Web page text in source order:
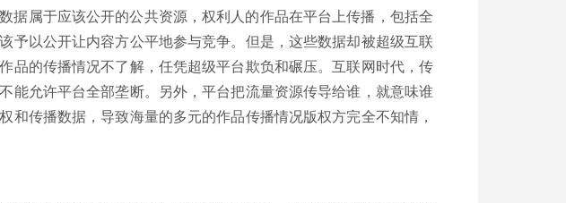
据属于应该公开的公共资源，权利人的作品在平台上传播，包括全
予以公开让内容方公平地参与竞争。但是，这些数据却被超级互联
品的传播情况不了解，任凭超级平台欺负和碾压。互联网时代，传
能允许平台全部垄断。另外，平台把流量资源传导给谁，就意味谁
传播数据，导致海量的多元的作品传播情况版权方完全不知情，